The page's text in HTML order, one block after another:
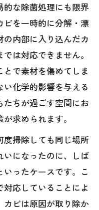
的な除菌処理にも限界
を一時的に分解・漂
内部に入り込んだカ
は対応できません。
で素材を傷めてしま
化学的影響を与える
たちが過ごす空間にお
求められます。
掃除しても同じ場所
いになったのに、しば
ったケースです。こ
応していることによ
カビは原因が取り除か